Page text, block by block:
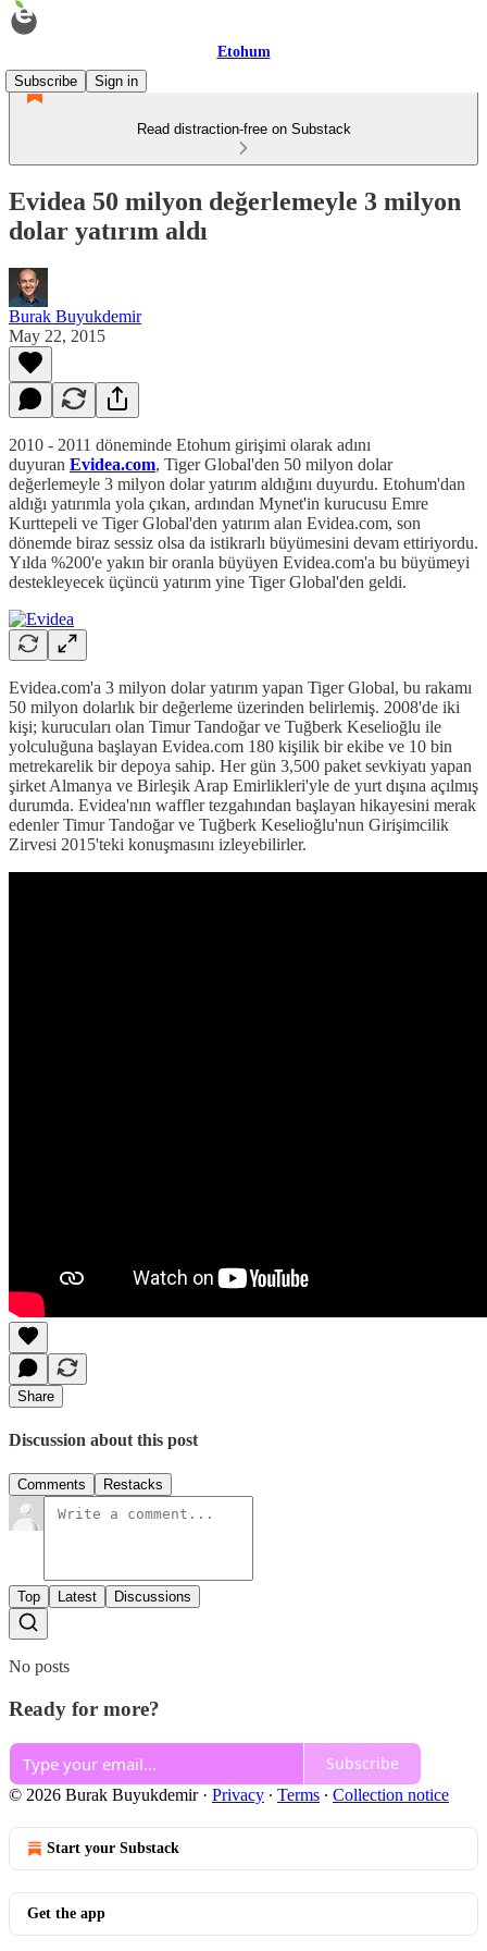
Etohum
Subscribe
Sign in
Read distraction-free on Substack
Evidea 50 milyon değerlemeyle 3 milyon
dolar yatırım aldı
Burak Buyukdemir
May 22, 2015
2010 - 2011 döneminde Etohum girişimi olarak adını
duyuran Evidea.com, Tiger Global'den 50 milyon dolar
değerlemeyle 3 milyon dolar yatırım aldığını duyurdu. Etohum'dan
aldığı yatırımla yola çıkan, ardından Mynet'in kurucusu Emre
Kurttepeli ve Tiger Global'den yatırım alan Evidea.com, son
dönemde biraz sessiz olsa da istikrarlı büyümesini devam ettiriyordu.
Yılda %200'e yakın bir oranla büyüyen Evidea.com'a bu büyümeyi
destekleyecek üçüncü yatırım yine Tiger Global'den geldi.
Evidea.com'a 3 milyon dolar yatırım yapan Tiger Global, bu rakamı
50 milyon dolarlık bir değerleme üzerinden belirlemiş. 2008'de iki
kişi; kurucuları olan Timur Tandoğar ve Tuğberk Keselioğlu ile
yolculuğuna başlayan Evidea.com 180 kişilik bir ekibe ve 10 bin
metrekarelik bir depoya sahip. Her gün 3,500 paket sevkiyatı yapan
şirket Almanya ve Birleşik Arap Emirlikleri'yle de yurt dışına açılmış
durumda. Evidea'nın waffler tezgahından başlayan hikayesini merak
edenler Timur Tandoğar ve Tuğberk Keselioğlu'nun Girişimcilik
Zirvesi 2015'teki konuşmasını izleyebilirler.
Share
Discussion about this post
Comments Restacks
Top Latest Discussions
No posts
Ready for more?
Subscribe
© 2026 Burak Buyukdemir· Privacy ∙ Terms ∙ Collection notice
Start your Substack
Get the app